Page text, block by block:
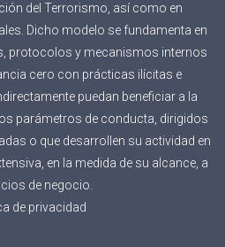
del Terrorismo, así como en
Dicho modelo se fundamenta en
protocolos y mecanismos internos
cero con prácticas ilícitas e
puedan beneficiar a la
parámetros de conducta, dirigidos
o que desarrollen su actividad en
en la medida de su alcance, a
de negocio.
de privacidad